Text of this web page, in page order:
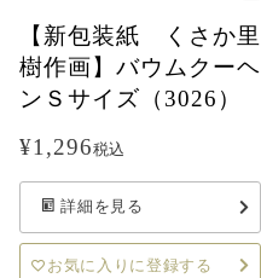
【新包装紙 くさか里
樹作画】バウムクーヘ
ンＳサイズ（3026）
¥1,296税込
詳細を見る
お気に入りに登録する